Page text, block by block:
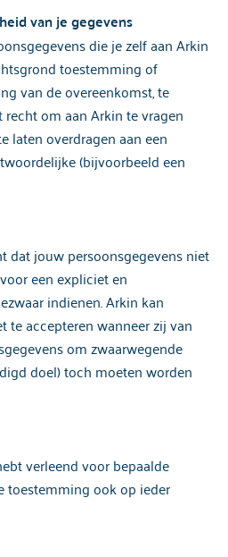
van je gegevens
die je zelf aan Arkin
toestemming of
van de overeenkomst, te
om aan Arkin te vragen
laten overdragen aan een
(bijvoorbeeld een
dat jouw persoonsgegevens niet
een expliciet en
indienen. Arkin kan
te accepteren wanneer zij van
om zwaarwegende
doel) toch moeten worden
verleend voor bepaalde
toestemming ook op ieder